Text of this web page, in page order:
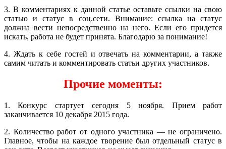
3. В комментариях к данной статье оставьте ссылки на свою
статью и статус в соц.сети. Внимание: ссылка на статус
должна вести непосредственно на него. Если его придется
искать, работа не будет принята. Благодарю за понимание!
4. Ждать к себе гостей и отвечать на комментарии, а также
самим читать и комментировать статьи других участников.
Прочие моменты:
1. Конкурс стартует сегодня 5 ноября. Прием работ
заканчивается 10 декабря 2015 года.
2. Количество работ от одного участника — не ограничено.
Главное, чтобы на каждое творение был отдельный статус в